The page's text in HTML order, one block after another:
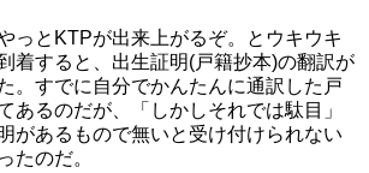
っとKTPが出来上がるぞ。とウキウキ
着すると、出生証明(戸籍抄本)の翻訳が
。すでに自分でかんたんに通訳した戸
あるのだが、「しかしそれでは駄目」
があるもので無いと受け付けられない
たのだ。